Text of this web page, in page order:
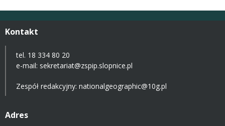
Kontakt
tel. 18 334 80 20
e-mail: sekretariat@zspip.slopnice.pl
Zespół redakcyjny: nationalgeographic@10g.pl
Adres